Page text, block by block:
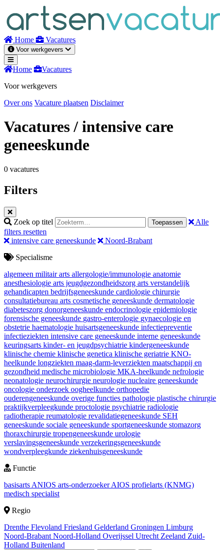
inhoud
Home Vacatures
Voor werkgevers
Home
Vacatures
Voor werkgevers
Over ons Vacature plaatsen Disclaimer
Vacatures/ intensive care
geneeskunde
0 vacatures
Filters
Zoek op titel Toepassen
Alle
filters resetten
intensive care geneeskunde
Noord-Brabant
Specialisme
algemeen militair arts allergologie/immunologie anatomie
anesthesiologie arts jeugdgezondheidszorg arts verstandelijk
gehandicapten bedrijfsgeneeskunde cardiologie chirurgie
consultatiebureau arts cosmetische geneeskunde dermatologie
diabeteszorg donorgeneeskunde endocrinologie epidemiologie
forensische geneeskunde gastro-enterologie gynaecologie en
obstetrie haematologie huisartsgeneeskunde infectiepreventie
infectieziekten intensive care geneeskunde interne geneeskunde
keuringsarts kinder- en jeugdpsychiatrie kindergeneeskunde
klinische chemie klinische genetica klinische geriatrie KNO-
heelkunde longziekten maag-darm-leverziekten maatschappij en
gezondheid medische microbiologie MKA-heelkunde nefrologie
neonatologie neurochirurgie neurologie nucleaire geneeskunde
oncologie onderzoek oogheelkunde orthopedie
ouderengeneeskunde overige functies pathologie plastische chirurgie
praktijkverpleegkunde proctologie psychiatrie radiologie
radiotherapie reumatologie revalidatiegeneeskunde SEH
geneeskunde sociale geneeskunde sportgeneeskunde stomazorg
thoraxchirurgie tropengeneeskunde urologie
verslavingsgeneeskunde verzekeringsgeneeskunde
wondverpleegkunde ziekenhuisgeneeskunde
Functie
basisarts ANIOS arts-onderzoekerAIOS profielarts (KNMG)
medisch specialist
Regio
Drenthe Flevoland Friesland Gelderland Groningen Limburg
Noord-Brabant Noord-Holland Overijssel Utrecht Zeeland Zuid-
Holland Buitenland